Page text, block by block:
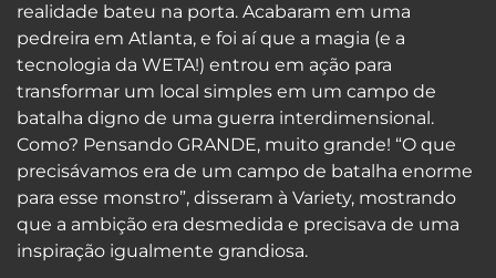
realidade bateu na porta. Acabaram em uma
pedreira em Atlanta, e foi aí que a magia (e a
tecnologia da WETA!) entrou em ação para
transformar um local simples em um campo de
batalha digno de uma guerra interdimensional.
Como? Pensando GRANDE, muito grande! “O que
precisávamos era de um campo de batalha enorme
para esse monstro”, disseram à Variety, mostrando
que a ambição era desmedida e precisava de uma
inspiração igualmente grandiosa.